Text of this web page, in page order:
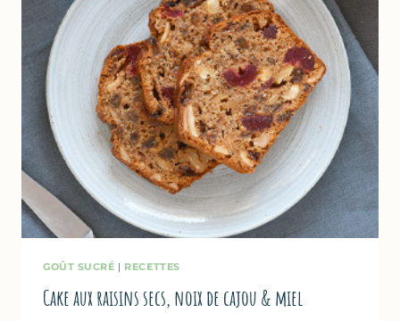
GOÛT SUCRÉ | RECETTES
Cake aux raisins secs, noix de cajou & miel